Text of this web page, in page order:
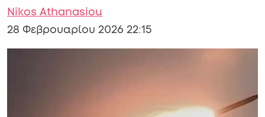
Nikos Athanasiou
28 Φεβρουαρίου 2026 22:15